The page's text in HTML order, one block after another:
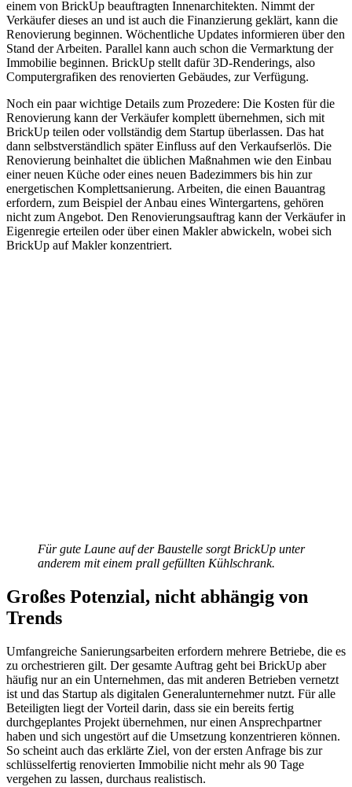
einem von BrickUp beauftragten Innenarchitekten. Nimmt der
Verkäufer dieses an und ist auch die Finanzierung geklärt, kann die
Renovierung beginnen. Wöchentliche Updates informieren über den
Stand der Arbeiten. Parallel kann auch schon die Vermarktung der
Immobilie beginnen. BrickUp stellt dafür 3D-Renderings, also
Computergrafiken des renovierten Gebäudes, zur Verfügung.
Noch ein paar wichtige Details zum Prozedere: Die Kosten für die
Renovierung kann der Verkäufer komplett übernehmen, sich mit
BrickUp teilen oder vollständig dem Startup überlassen. Das hat
dann selbstverständlich später Einfluss auf den Verkaufserlös. Die
Renovierung beinhaltet die üblichen Maßnahmen wie den Einbau
einer neuen Küche oder eines neuen Badezimmers bis hin zur
energetischen Komplettsanierung. Arbeiten, die einen Bauantrag
erfordern, zum Beispiel der Anbau eines Wintergartens, gehören
nicht zum Angebot. Den Renovierungsauftrag kann der Verkäufer in
Eigenregie erteilen oder über einen Makler abwickeln, wobei sich
BrickUp auf Makler konzentriert.
Für gute Laune auf der Baustelle sorgt BrickUp unter
anderem mit einem prall gefüllten Kühlschrank.
Großes Potenzial, nicht abhängig von
Trends
Umfangreiche Sanierungsarbeiten erfordern mehrere Betriebe, die es
zu orchestrieren gilt. Der gesamte Auftrag geht bei BrickUp aber
häufig nur an ein Unternehmen, das mit anderen Betrieben vernetzt
ist und das Startup als digitalen Generalunternehmer nutzt. Für alle
Beteiligten liegt der Vorteil darin, dass sie ein bereits fertig
durchgeplantes Projekt übernehmen, nur einen Ansprechpartner
haben und sich ungestört auf die Umsetzung konzentrieren können.
So scheint auch das erklärte Ziel, von der ersten Anfrage bis zur
schlüsselfertig renovierten Immobilie nicht mehr als 90 Tage
vergehen zu lassen, durchaus realistisch.